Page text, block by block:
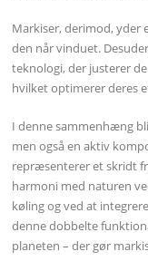
Markiser, derimod, yder
den når vinduet.
teknologi, der justerer
hvilket optimerer deres
I denne sammenhæng
men også en aktiv
repræsenterer et skridt
harmoni med naturen
køling og ved at
denne dobbelte
planeten – der gør